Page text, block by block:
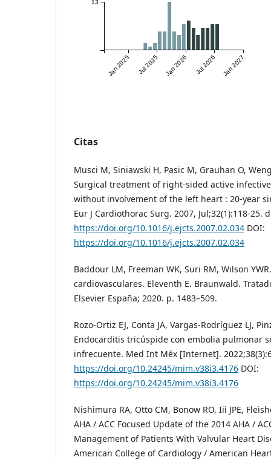
Jan 2025 Jul 2025 Jan 2026 Jul 2026 Jan 2027
13
Citas
Musci M, Siniawski H, Pasic M, Grauhan O,
Surgical treatment of right-sided active
without involvement of the left heart : 20-year
Eur J Cardiothorac Surg. 2007, Jul;32(1):118-25.
https://doi.org/10.1016/j.ejcts.2007.02.034 DOI:
https://doi.org/10.1016/j.ejcts.2007.02.034
Baddour LM, Freeman WK, Suri RM, Wilson
cardiovasculares. Eleventh E. Braunwald.
Elsevier España; 2020. p. 1483–509.
Rozo-Ortiz EJ, Conta JA, Vargas-Rodríguez LJ,
Endocarditis tricúspide con embolia pulmonar
infrecuente. Med Int Méx [Internet].
https://doi.org/10.24245/mim.v38i3.4176 DOI:
https://doi.org/10.24245/mim.v38i3.4176
Nishimura RA, Otto CM, Bonow RO, Iii JPE,
AHA / ACC Focused Update of the 2014 AHA /
Management of Patients With Valvular Heart
American College of Cardiology / American